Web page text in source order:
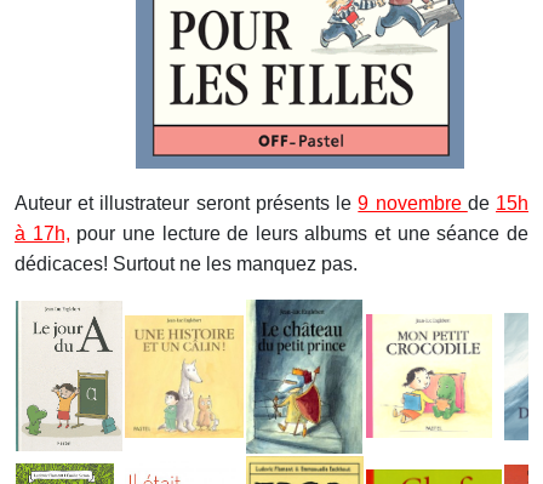
Auteur et illustrateur seront présents le9 novembre de 15h
à 17h, pour une lecture de leurs albums et une séance de
dédicaces! Surtout ne les manquez pas.